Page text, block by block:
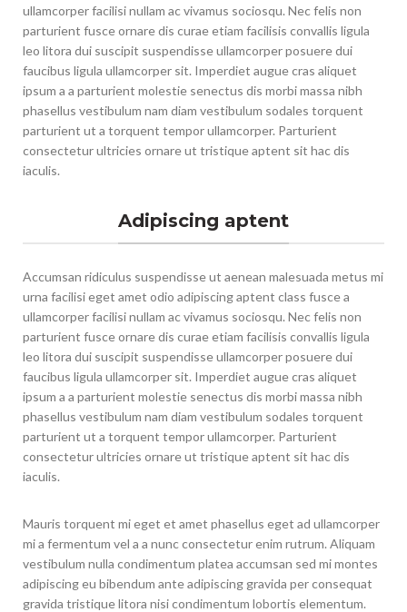
ullamcorper facilisi nullam ac vivamus sociosqu. Nec felis non
parturient fusce ornare dis curae etiam facilisis convallis ligula
leo litora dui suscipit suspendisse ullamcorper posuere dui
faucibus ligula ullamcorper sit. Imperdiet augue cras aliquet
ipsum a a parturient molestie senectus dis morbi massa nibh
phasellus vestibulum nam diam vestibulum sodales torquent
parturient ut a torquent tempor ullamcorper. Parturient
consectetur ultricies ornare ut tristique aptent sit hac dis
iaculis.
Adipiscing aptent
Accumsan ridiculus suspendisse ut aenean malesuada metus mi
urna facilisi eget amet odio adipiscing aptent class fusce a
ullamcorper facilisi nullam ac vivamus sociosqu. Nec felis non
parturient fusce ornare dis curae etiam facilisis convallis ligula
leo litora dui suscipit suspendisse ullamcorper posuere dui
faucibus ligula ullamcorper sit. Imperdiet augue cras aliquet
ipsum a a parturient molestie senectus dis morbi massa nibh
phasellus vestibulum nam diam vestibulum sodales torquent
parturient ut a torquent tempor ullamcorper. Parturient
consectetur ultricies ornare ut tristique aptent sit hac dis
iaculis.
Mauris torquent mi eget et amet phasellus eget ad ullamcorper
mi a fermentum vel a a nunc consectetur enim rutrum. Aliquam
vestibulum nulla condimentum platea accumsan sed mi montes
adipiscing eu bibendum ante adipiscing gravida per consequat
gravida tristique litora nisi condimentum lobortis elementum.